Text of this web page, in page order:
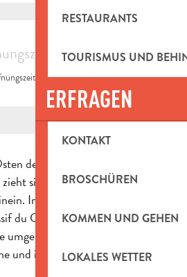
RESTAURANTS
TOURISMUS UND
ERFRAGEN
KONTAKT
BROSCHÜREN
KOMMEN UND GEHEN
LOKALES WETTER
&
hinterlegt
ansehen
des Departements gelegene
sich bis in das benachbarte
Im Norden wird es von den
du Concors und des Massif
im Westen von den
und im Süden von den...